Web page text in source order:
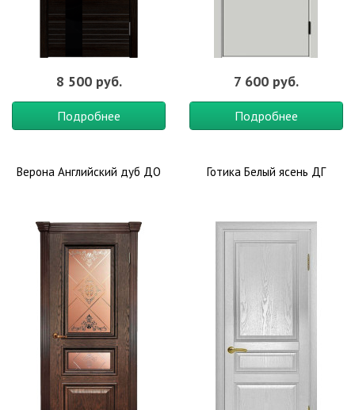
8 500 руб.
Подробнее
7 600 руб.
Подробнее
Верона Английский дуб ДО Готика Белый ясень ДГ